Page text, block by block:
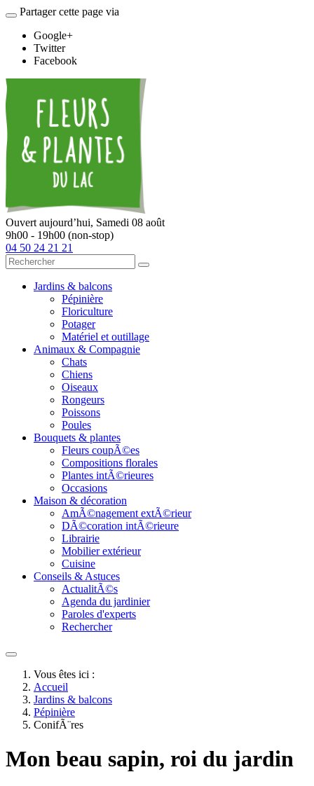
Partager cette page via
Google+
Twitter
Facebook
Ouvert aujourd’hui, Samedi 08 août
9h00 - 19h00 (non-stop)
04 50 24 21 21
Jardins & balcons
Pépinière
Floriculture
Potager
Matériel et outillage
Animaux & Compagnie
Chats
Chiens
Oiseaux
Rongeurs
Poissons
Poules
Bouquets & plantes
Fleurs coupÃ©es
Compositions florales
Plantes intÃ©rieures
Occasions
Maison & décoration
AmÃ©nagement extÃ©rieur
DÃ©coration intÃ©rieure
Librairie
Mobilier extérieur
Cuisine
Conseils & Astuces
ActualitÃ©s
Agenda du jardinier
Paroles d'experts
Rechercher
Vous êtes ici :
Accueil
Jardins & balcons
Pépinière
ConifÃ¨res
Mon beau sapin, roi du jardin